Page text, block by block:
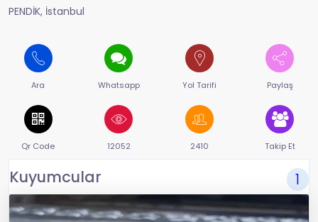
PENDİK, İstanbul
Ara Whatsapp Yol Tarifi Paylaş
Qr Code 12052 2410 Takip Et
Kuyumcular 1